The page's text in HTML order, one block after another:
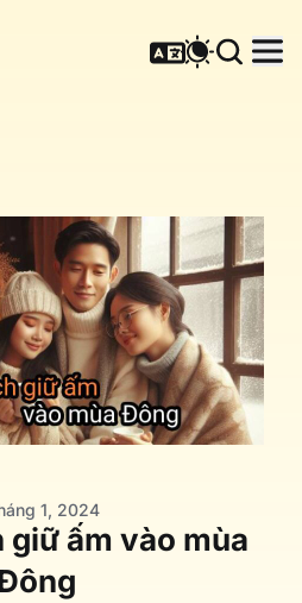
1, 2024
giữ ấm vào mùa